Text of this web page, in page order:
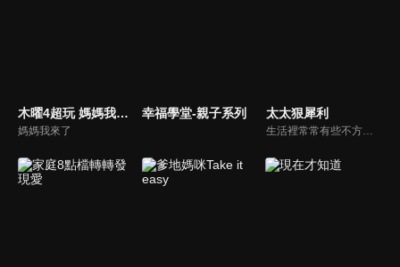
木曜4超玩 媽媽我來了
媽媽我來了
幸福學堂-親子系列 太太狠犀利
生活裡常常有些不方便，但其實只要有一些小創意，就會讓生活變得更有趣，就讓美食達人焦志方與生活玩家巴鈺帶領專家們，告訴大家最即時、最便利、最實用的解決之道！